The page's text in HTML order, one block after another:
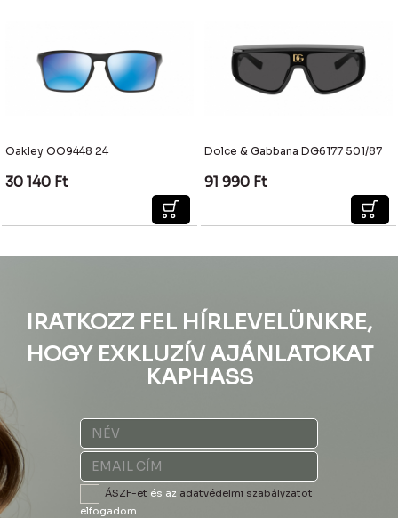
Oakley OO9448 24
30 140 Ft
Dolce & Gabbana DG6177 501/87
91 990 Ft
IRATKOZZ FEL HÍRLEVELÜNKRE,
HOGY EXKLUZÍV AJÁNLATOKAT
KAPHASS
ÁSZF-et és az adatvédelmi szabályzatot
elfogadom.